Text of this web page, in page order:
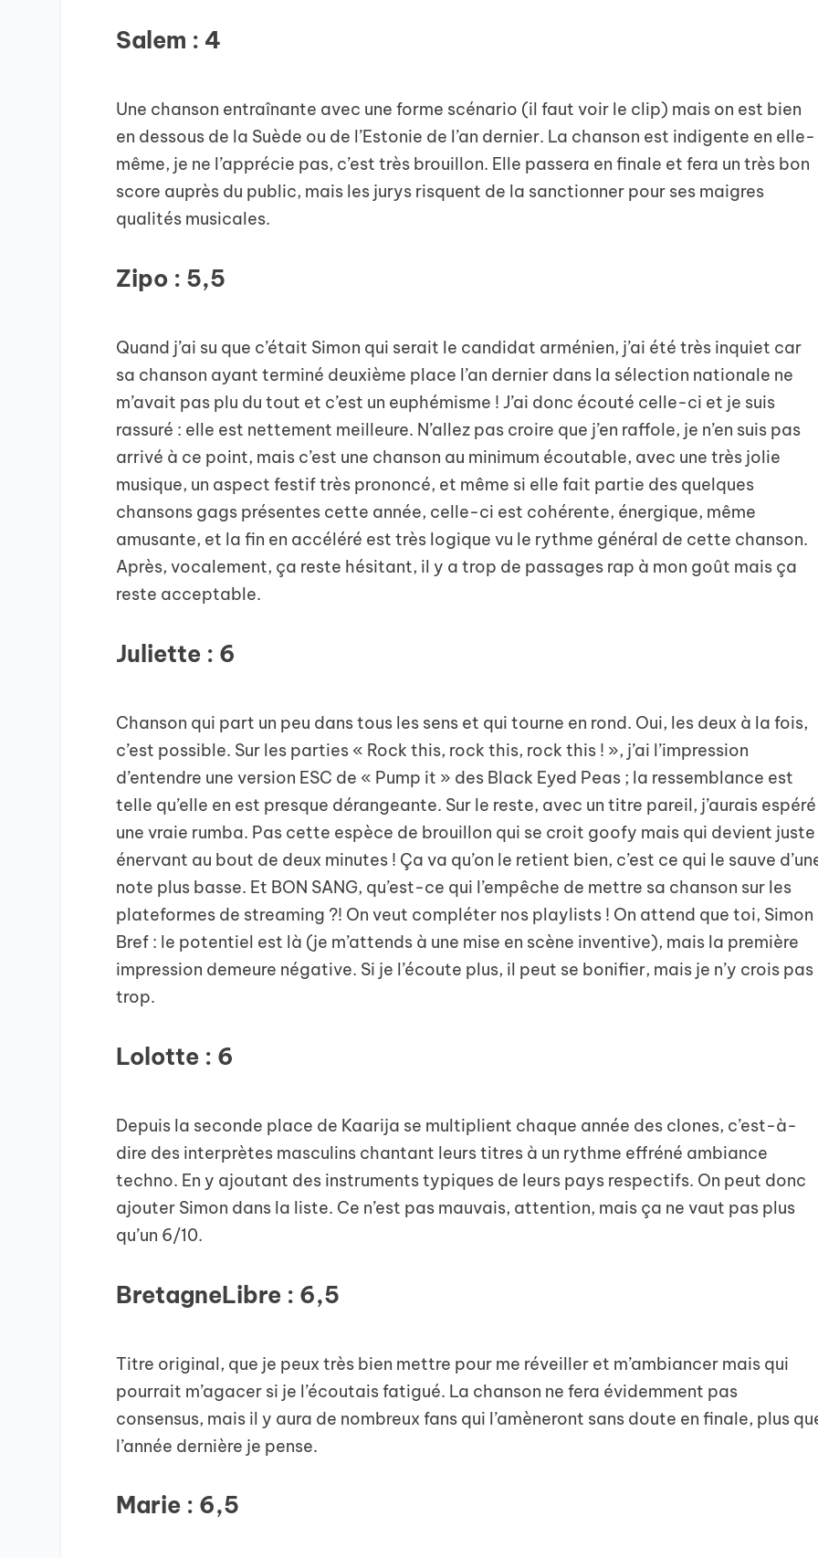
Salem : 4
Une chanson entraînante avec une forme scénario (il faut voir le clip) mais on est bien
en dessous de la Suède ou de l’Estonie de l’an dernier. La chanson est indigente en elle-
même, je ne l’apprécie pas, c’est très brouillon. Elle passera en finale et fera un très bon
score auprès du public, mais les jurys risquent de la sanctionner pour ses maigres
qualités musicales.
Zipo : 5,5
Quand j’ai su que c’était Simon qui serait le candidat arménien, j’ai été très inquiet car
sa chanson ayant terminé deuxième place l’an dernier dans la sélection nationale ne
m’avait pas plu du tout et c’est un euphémisme ! J’ai donc écouté celle-ci et je suis
rassuré : elle est nettement meilleure. N’allez pas croire que j’en raffole, je n’en suis pas
arrivé à ce point, mais c’est une chanson au minimum écoutable, avec une très jolie
musique, un aspect festif très prononcé, et même si elle fait partie des quelques
chansons gags présentes cette année, celle-ci est cohérente, énergique, même
amusante, et la fin en accéléré est très logique vu le rythme général de cette chanson.
Après, vocalement, ça reste hésitant, il y a trop de passages rap à mon goût mais ça
reste acceptable.
Juliette : 6
Chanson qui part un peu dans tous les sens et qui tourne en rond. Oui, les deux à la fois,
c’est possible. Sur les parties « Rock this, rock this, rock this ! », j’ai l’impression
d’entendre une version ESC de « Pump it » des Black Eyed Peas ; la ressemblance est
telle qu’elle en est presque dérangeante. Sur le reste, avec un titre pareil, j’aurais espéré
une vraie rumba. Pas cette espèce de brouillon qui se croit goofy mais qui devient juste
énervant au bout de deux minutes ! Ça va qu’on le retient bien, c’est ce qui le sauve
note plus basse. Et BON SANG, qu’est-ce qui l’empêche de mettre sa chanson sur les
plateformes de streaming ?! On veut compléter nos playlists ! On attend que toi, Simon
Bref : le potentiel est là (je m’attends à une mise en scène inventive), mais la première
impression demeure négative. Si je l’écoute plus, il peut se bonifier, mais je n’y crois pas
trop.
Lolotte : 6
Depuis la seconde place de Kaarija se multiplient chaque année des clones, c’est-à-
dire des interprètes masculins chantant leurs titres à un rythme effréné ambiance
techno. En y ajoutant des instruments typiques de leurs pays respectifs. On peut donc
ajouter Simon dans la liste. Ce n’est pas mauvais, attention, mais ça ne vaut pas plus
qu’un 6/10.
BretagneLibre : 6,5
Titre original, que je peux très bien mettre pour me réveiller et m’ambiancer mais qui
pourrait m’agacer si je l’écoutais fatigué. La chanson ne fera évidemment pas
consensus, mais il y aura de nombreux fans qui l’amèneront sans doute en finale, plus
l’année dernière je pense.
Marie : 6,5